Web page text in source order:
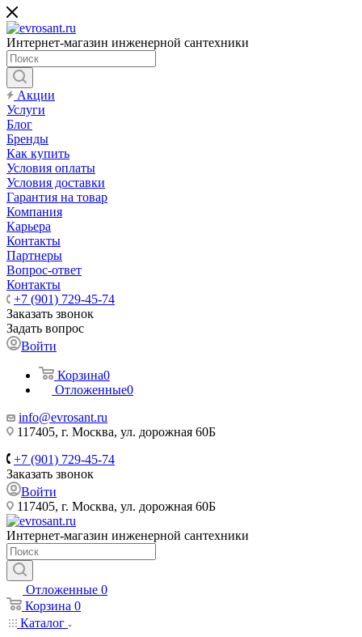
Интернет-магазин инженерной сантехники
Акции
Услуги
Блог
Бренды
Как купить
Условия оплаты
Условия доставки
Гарантия на товар
Компания
Карьера
Контакты
Партнеры
Вопрос-ответ
Контакты
+7 (901) 729-45-74
Заказать звонок
Задать вопрос
Войти
Корзина0
Отложенные0
info@evrosant.ru
117405, г. Москва, ул. дорожная 60Б
+7 (901) 729-45-74
Заказать звонок
Войти
117405, г. Москва, ул. дорожная 60Б
Интернет-магазин инженерной сантехники
Отложенные 0
Корзина 0
Каталог